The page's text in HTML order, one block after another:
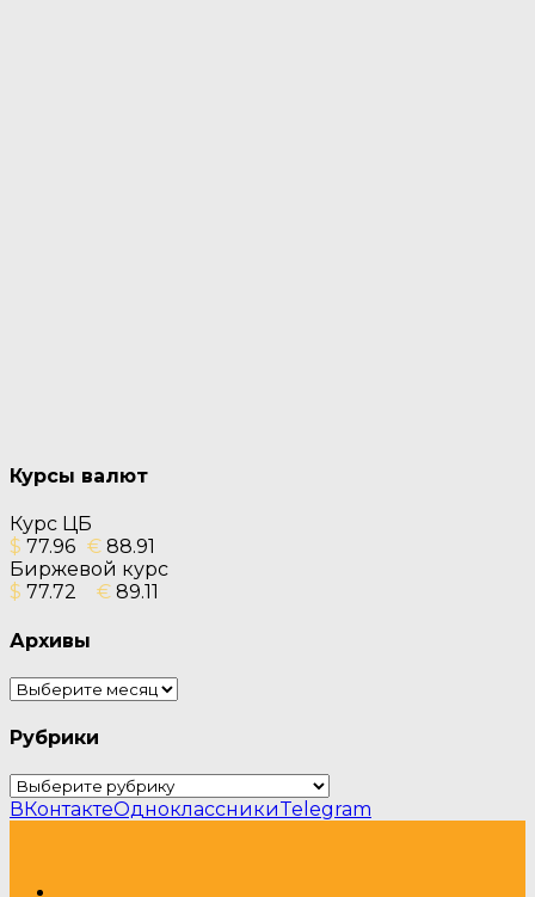
Курсы валют
Курс ЦБ
$ 77.96 € 88.91
Биржевой курс
$ 77.72 € 89.11
Архивы
Архивы
Рубрики
Рубрики
ВКонтактеОдноклассникиTelegram